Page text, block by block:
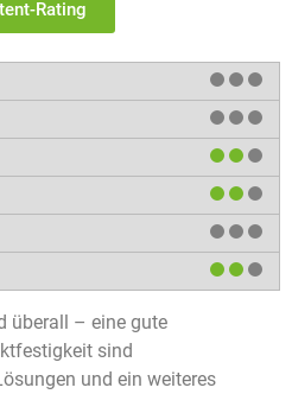
Rating
überall – eine gute
sind
und ein weiteres